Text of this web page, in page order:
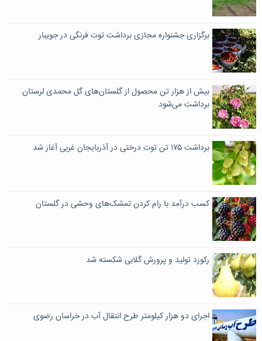
برگزاری جشنواره مجازی برداشت توت فرنگی در جویبار
بیش از هزار تن محصول از گلستان‌های گل محمدی لرستان
برداشت می‌شود
برداشت ۱۷۵ تن توت درختی در آذربایجان غربی آغاز شد
کسب درآمد با رام کردن تمشک‌های وحشی در گلستان
رکورد تولید و پرورش گلابی شکسته شد
اجرای دو هزار کیلومتر طرح انتقال آب در خراسان رضوی